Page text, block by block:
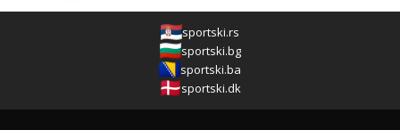
sportski.rs
sportski.bg
sportski.ba
sportski.dk